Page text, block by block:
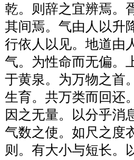
乾。则辞之宜辨焉。
其间焉。气由人以升
行依人以见。地道由
气。为性命而无偏。
于黄泉。为万物之首
生育。共万类而回还
因之无量。以分乎消
气数之使。如尺之度
则。有大小与短长。